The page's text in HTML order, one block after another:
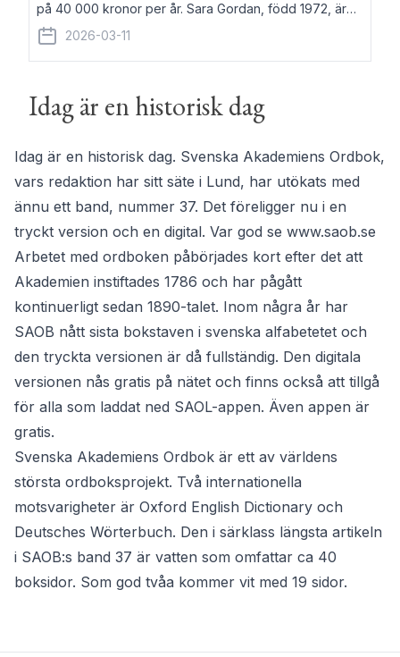
på 40 000 kronor per år. Sara Gordan, född 1972, är
författare och översättare. Hon debuterade 2006 med
det prosalyriska verket En
2026-03-11
Idag är en historisk dag
Idag är en historisk dag. Svenska Akademiens Ordbok,
vars redaktion har sitt säte i Lund, har utökats med
ännu ett band, nummer 37. Det föreligger nu i en
tryckt version och en digital. Var god se www.saob.se
Arbetet med ordboken påbörjades kort efter det att
Akademien instiftades 1786 och har pågått
kontinuerligt sedan 1890-talet. Inom några år har
SAOB nått sista bokstaven i svenska alfabetetet och
den tryckta versionen är då fullständig. Den digitala
versionen nås gratis på nätet och finns också att tillgå
för alla som laddat ned SAOL-appen. Även appen är
gratis.
Svenska Akademiens Ordbok är ett av världens
största ordboksprojekt. Två internationella
motsvarigheter är Oxford English Dictionary och
Deutsches Wörterbuch. Den i särklass längsta artikeln
i SAOB:s band 37 är vatten som omfattar ca 40
boksidor. Som god tvåa kommer vit med 19 sidor.